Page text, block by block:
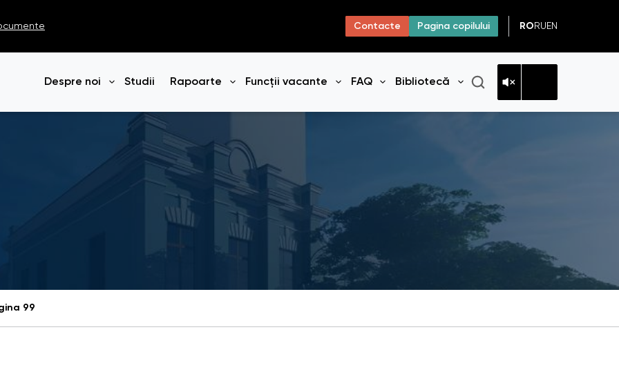
Contacte Pagina copilului RO RU EN
Despre noi
Deschide meniul
Studii Rapoarte
Deschide meniul
Funcții vacante FAQ
Deschide meniul
Bibliotecă
Deschide meniul
99